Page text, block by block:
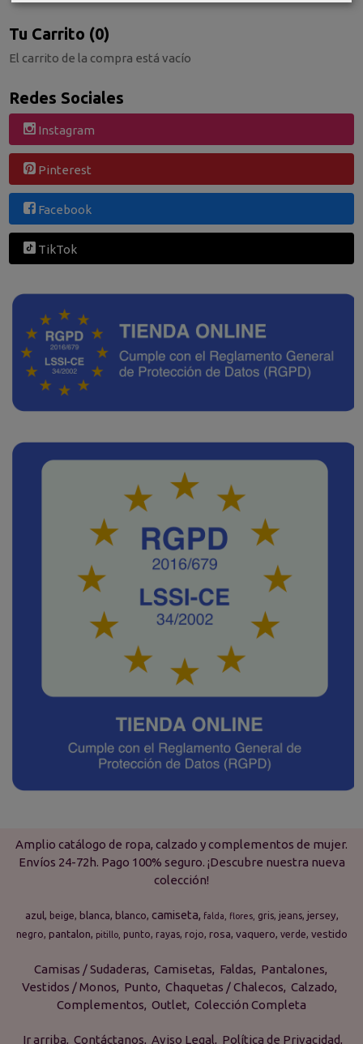
Tu Carrito (0)
El carrito de la compra está vacío
Redes Sociales
Instagram
Pinterest
Facebook
TikTok
Amplio catálogo de ropa, calzado y complementos de mujer.
Envíos 24-72h. Pago 100% seguro. ¡Descubre nuestra nueva
colección!
azul beige blanca blanco camiseta falda flores gris jeans jersey
negro pantalon pitillo punto rayas rojo rosa vaquero verde vestido
Camisas / Sudaderas Camisetas Faldas
Pantalones
Vestidos / Monos
Punto Chaquetas / Chalecos Calzado
Complementos Outlet Colección Completa
Ir arriba Contáctanos Aviso Legal Política de Privacidad